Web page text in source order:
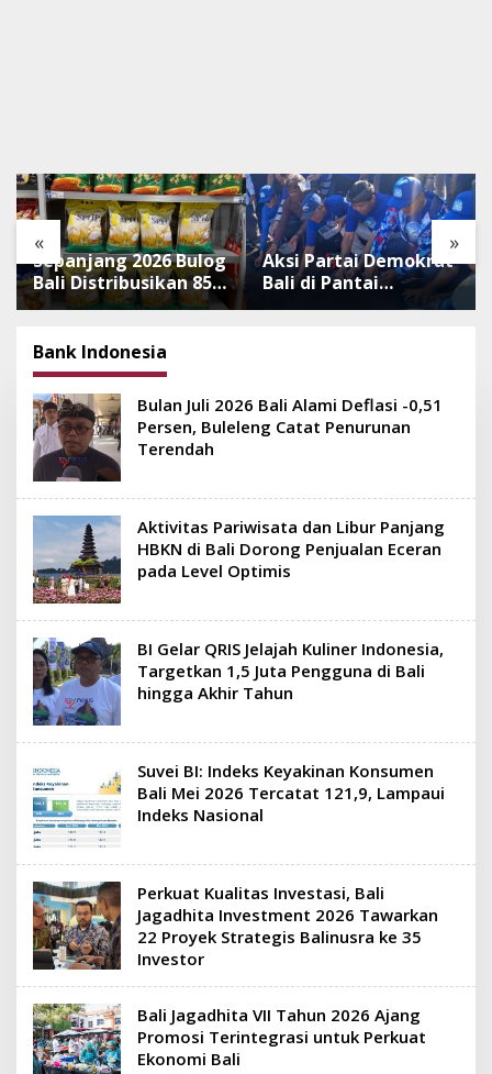
« »
Sepanjang 2026 Bulog
Bali Distribusikan 850
Ton Beras Premium
Moderen
Aksi Partai Demokrat
Bali di Pantai
Lembeng, Rawat
Bank Indonesia
Bulan Juli 2026 Bali Alami Deflasi -0,51
Persen, Buleleng Catat Penurunan
Terendah
Aktivitas Pariwisata dan Libur Panjang
HBKN di Bali Dorong Penjualan Eceran
pada Level Optimis
BI Gelar QRIS Jelajah Kuliner Indonesia,
Targetkan 1,5 Juta Pengguna di Bali
hingga Akhir Tahun
Suvei BI: Indeks Keyakinan Konsumen
Bali Mei 2026 Tercatat 121,9, Lampaui
Indeks Nasional
Perkuat Kualitas Investasi, Bali
Jagadhita Investment 2026 Tawarkan
22 Proyek Strategis Balinusra ke 35
Investor
Bali Jagadhita VII Tahun 2026 Ajang
Promosi Terintegrasi untuk Perkuat
Ekonomi Bali